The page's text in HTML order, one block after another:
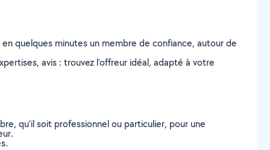
quelques minutes un membre de confiance, autour de
avis : trouvez l'offreur idéal, adapté à votre
qu’il soit professionnel ou particulier, pour une